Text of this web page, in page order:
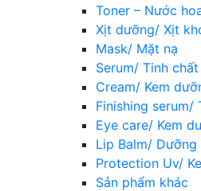
Toner – Nước
Xịt dưỡng/ Xịt
Mask/ Mặt nạ
Serum/ Tinh
Cream/ Kem
Finishing serum/
Eye care/ Kem
Lip Balm/ Dưỡng
Protection Uv/
Sản phẩm khác